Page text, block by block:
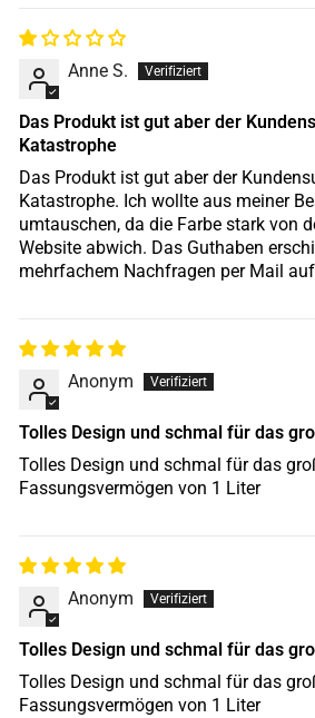
Anne S.
Das Produkt ist gut aber der
Katastrophe
Das Produkt ist gut aber der
Katastrophe. Ich wollte aus meiner
umtauschen, da die Farbe stark von
Website abwich. Das Guthaben
mehrfachem Nachfragen per Mail
Anonym
Tolles Design und schmal für das
Tolles Design und schmal für das
Fassungsvermögen von 1 Liter
Anonym
Tolles Design und schmal für das
Tolles Design und schmal für das
Fassungsvermögen von 1 Liter